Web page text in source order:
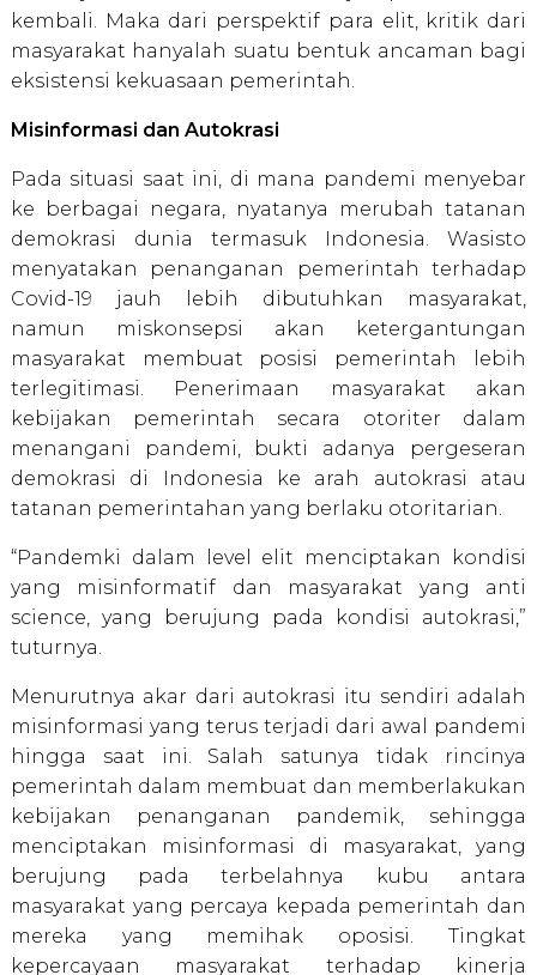
kembali. Maka dari perspektif para elit, kritik dari
masyarakat hanyalah suatu bentuk ancaman bagi
eksistensi kekuasaan pemerintah.
Misinformasi dan Autokrasi
Pada situasi saat ini, di mana pandemi menyebar
ke berbagai negara, nyatanya merubah tatanan
demokrasi dunia termasuk Indonesia. Wasisto
menyatakan penanganan pemerintah terhadap
Covid-19 jauh lebih dibutuhkan masyarakat,
namun miskonsepsi akan ketergantungan
masyarakat membuat posisi pemerintah lebih
terlegitimasi. Penerimaan masyarakat akan
kebijakan pemerintah secara otoriter dalam
menangani pandemi, bukti adanya pergeseran
demokrasi di Indonesia ke arah autokrasi atau
tatanan pemerintahan yang berlaku otoritarian.
“Pandemki dalam level elit menciptakan kondisi
yang misinformatif dan masyarakat yang anti
science, yang berujung pada kondisi autokrasi,”
tuturnya.
Menurutnya akar dari autokrasi itu sendiri adalah
misinformasi yang terus terjadi dari awal pandemi
hingga saat ini. Salah satunya tidak rincinya
pemerintah dalam membuat dan memberlakukan
kebijakan penanganan pandemik, sehingga
menciptakan misinformasi di masyarakat, yang
berujung pada terbelahnya kubu antara
masyarakat yang percaya kepada pemerintah dan
mereka yang memihak oposisi. Tingkat
kepercayaan masyarakat terhadap kinerja